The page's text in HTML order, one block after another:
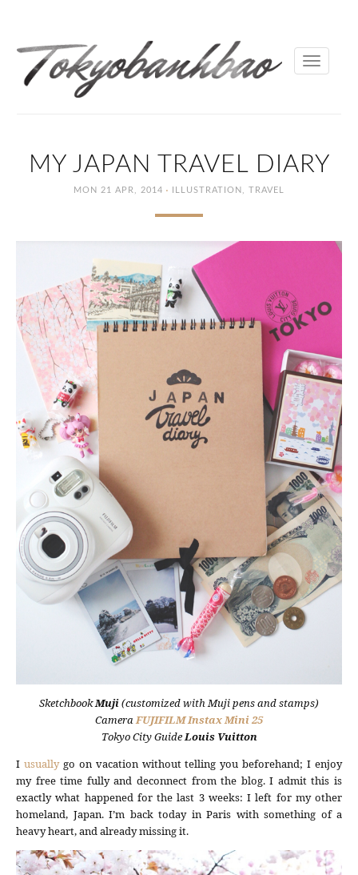
Toggle
MY JAPAN TRAVEL DIARY
MON 21 APR, 2014 · ILLUSTRATION , TRAVEL
SketchbookMuji(customized with Muji pens and stamps)
CameraFUJIFILMInstax Mini 25
Tokyo City GuideLouis Vuitton
I usually go on vacation without telling you beforehand; I enjoy
my free time fully and deconnect from the blog. I admit this is
exactly what happened for the last 3 weeks: I left for my other
homeland, Japan. I’m back today in Paris with something of a
heavy heart, and already missing it.